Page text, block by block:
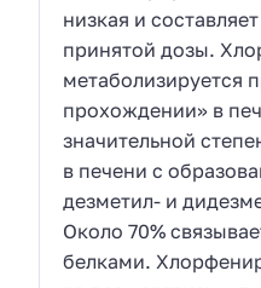
низкая и
принятой дозы.
метаболизируется
прохождении» в
значительной
в печени с
дезметил- и
Около 70%
белками.